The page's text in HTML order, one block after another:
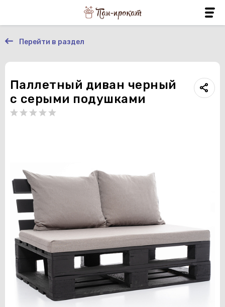
Перейти в раздел
Паллетный диван черный
с серыми подушками